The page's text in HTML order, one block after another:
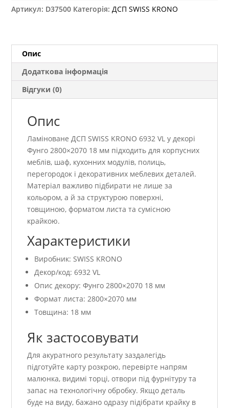
Фунго
кількість
Артикул: D37500 Категорія:ДСП SWISS KRONO
Опис
Додаткова інформація
Відгуки (0)
Опис
Ламіноване ДСП SWISS KRONO 6932 VL у декорі
Фунго 2800×2070 18 мм підходить для корпусних
меблів, шаф, кухонних модулів, полиць,
перегородок і декоративних меблевих деталей.
Матеріал важливо підбирати не лише за
кольором, а й за структурою поверхні,
товщиною, форматом листа та сумісною
крайкою.
Характеристики
Виробник: SWISS KRONO
Декор/код: 6932 VL
Опис декору: Фунго 2800×2070 18 мм
Формат листа: 2800×2070 мм
Товщина: 18 мм
Як застосовувати
Для акуратного результату заздалегідь
підготуйте карту розкрою, перевірте напрям
малюнка, видимі торці, отвори під фурнітуру та
запас на технологічну обробку. Якщо деталь
буде на виду, бажано одразу підібрати крайку в